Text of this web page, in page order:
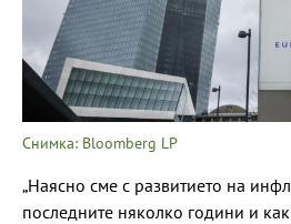
Снимка: Bloomberg LP
„Наясно сме с развитието на
последните няколко години и